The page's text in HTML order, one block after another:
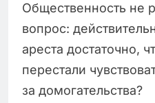
Общественность не
вопрос:
ареста достаточно,
перестали
за домогательства?